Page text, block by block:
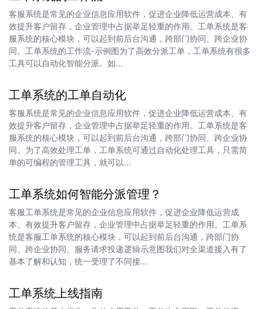
客服系统是常见的企业信息应用软件，促进企业降低运营成本、有
效提升客户留存，企业管理中占据举足轻重的作用。工单系统是客
服系统的核心模块，可以起到前后台沟通，跨部门协同、跨企业协
同。工单系统的工作流-示例图为了高效分派工单，工单系统有很多
工具可以自动化智能分派。如...
工单系统的工单自动化
客服系统是常见的企业信息应用软件，促进企业降低运营成本、有
效提升客户留存，企业管理中占据举足轻重的作用。工单系统是客
服系统的核心模块，可以起到前后台沟通，跨部门协同、跨企业协
同。为了高效处理工单，工单系统可通过自动化处理工具，只需简
单的可编程的管理工具，就可以...
工单系统如何智能分派管理？
客服工单系统是常见的企业信息应用软件，促进企业降低运营成
本、有效提升客户留存，企业管理中占据举足轻重的作用。工单系
统是客服工单系统的核心模块，可以起到前后台沟通，跨部门协
同、跨企业协同。服务请求投递逻辑示意图我们对全渠道接入有了
基本了解和认知，统一受理了不同接...
工单系统上线指南